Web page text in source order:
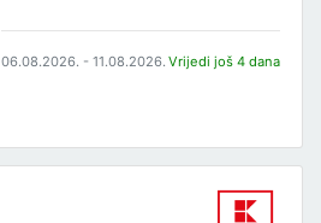
06.08.2026. - 11.08.2026. Vrijedi još 4 dana